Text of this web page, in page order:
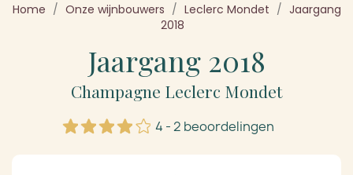
Home Onze wijnbouwers Leclerc Mondet
Jaargang
2018
Jaargang 2018
Champagne Leclerc Mondet
4 - 2 beoordelingen